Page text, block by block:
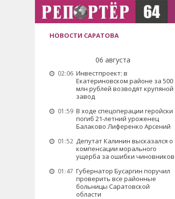
НОВОСТИ САРАТОВА
06 августа
02:06 Инвестпроект: в
Екатериновском районе за 500
млн рублей возводят крупяной
завод
01:59 В ходе спецоперации геройски
погиб 21-летний уроженец
Балаково Лиференко Арсений
01:52 Депутат Калинин высказался о
компенсации морального
ущерба за ошибки чиновников
01:47 Губернатор Бусаргин поручил
проверить все районные
больницы Саратовской
области